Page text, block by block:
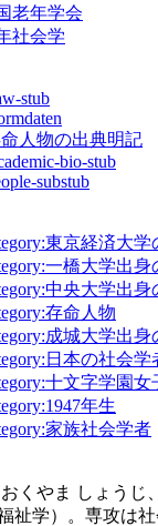
老年学会
社会学
stub
人物の出典明記
bio-stub
substub
東京経済大学
一橋大学出身
中央大学出身
存命人物
成城大学出身
日本の社会学
十文字学園
年生
家族社会学者
くやま しょうじ
祉学）。専攻は